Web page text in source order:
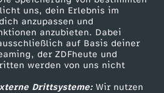
uns, dein Erlebnis im
anzupassen und
anzubieten. Dabei
auf Basis deiner
der ZDFheute und
werden von uns nicht
Drittsysteme:Wir nutzen
Hilfe